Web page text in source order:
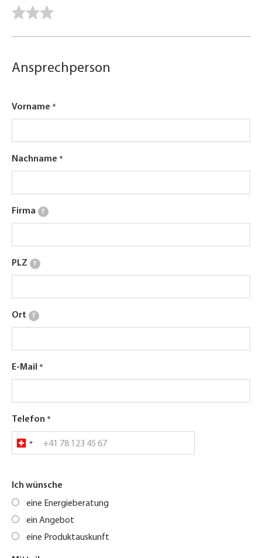
Ansprechperson
Vorname
Nachname
Firma ?
PLZ ?
Ort ?
E-Mail
Telefon
Ich wünsche
eine Energieberatung
ein Angebot
eine Produktauskunft